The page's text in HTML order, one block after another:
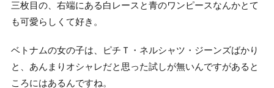
三枚目の、右端にある白レースと青のワンピースなんかとて
も可愛らしくて好き。
ベトナムの女の子は、ピチＴ・ネルシャツ・ジーンズばかり
と、あんまりオシャレだと思った試しが無いんですがあると
ころにはあるんですね。